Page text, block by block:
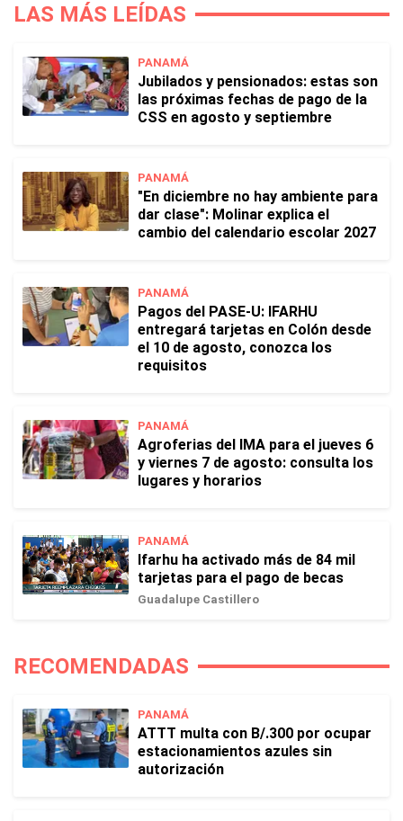
LAS MÁS LEÍDAS
PANAMÁ
Jubilados y pensionados: estas son
las próximas fechas de pago de la
CSS en agosto y septiembre
PANAMÁ
"En diciembre no hay ambiente para
dar clase": Molinar explica el
cambio del calendario escolar 2027
PANAMÁ
Pagos del PASE-U: IFARHU
entregará tarjetas en Colón desde
el 10 de agosto, conozca los
requisitos
PANAMÁ
Agroferias del IMA para el jueves 6
y viernes 7 de agosto: consulta los
lugares y horarios
PANAMÁ
Ifarhu ha activado más de 84 mil
tarjetas para el pago de becas
Guadalupe Castillero
RECOMENDADAS
PANAMÁ
ATTT multa con B/.300 por ocupar
estacionamientos azules sin
autorización